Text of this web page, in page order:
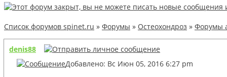
Список форумов spinet.ru » Форумы » Остеохондроз » Форумы
denis88
Добавлено: Вс Июн 05, 2016 6:27 pm